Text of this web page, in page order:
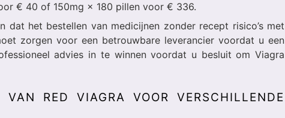
€ 40 of 150mg × 180 pillen voor € 336.
dat het bestellen van medicijnen zonder recept risico’s met
zorgen voor een betrouwbare leverancier voordat u een
advies in te winnen voordat u besluit om Viagra
RED VIAGRA VOOR VERSCHILLENDE